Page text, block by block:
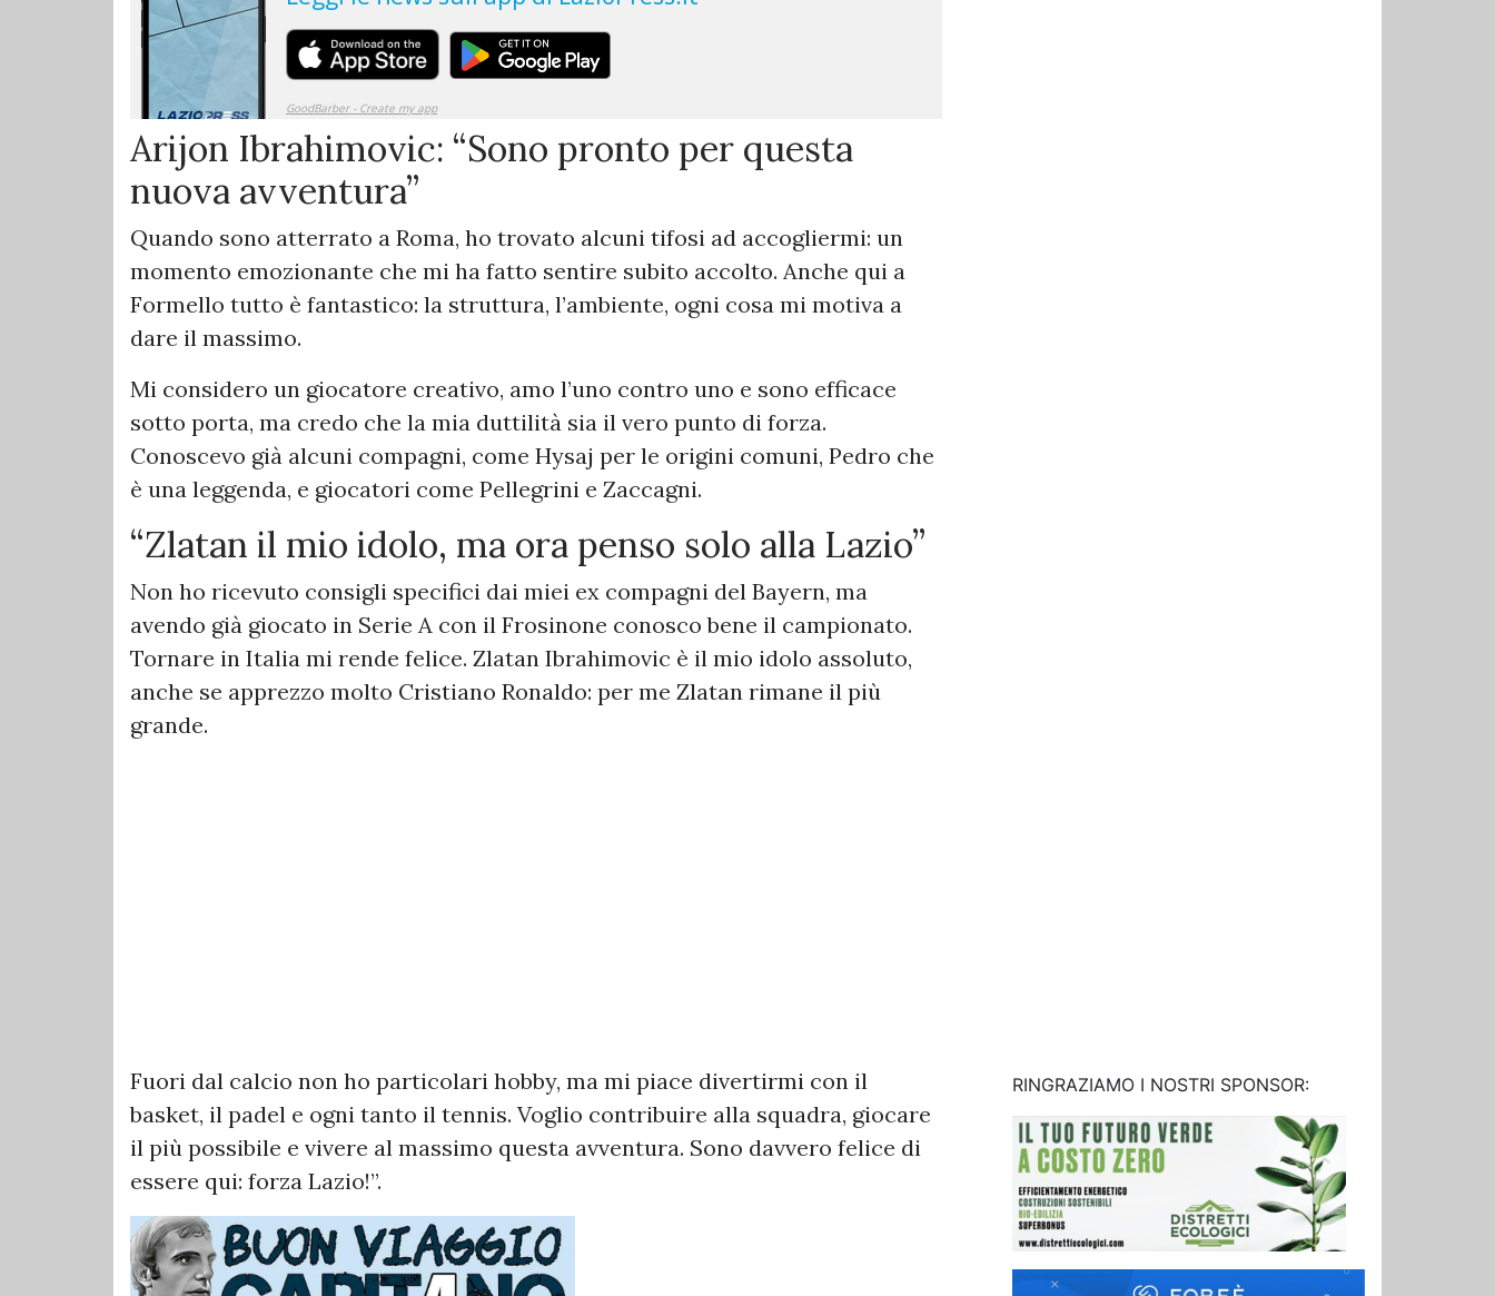
Arijon Ibrahimovic: “Sono pronto per questa
nuova avventura”
Quando sono atterrato a Roma, ho trovato alcuni tifosi ad accogliermi: un
momento emozionante che mi ha fatto sentire subito accolto. Anche qui a
Formello tutto è fantastico: la struttura, l’ambiente, ogni cosa mi motiva a
dare il massimo.
Mi considero un giocatore creativo, amo l’uno contro uno e sono efficace
sotto porta, ma credo che la mia duttilità sia il vero punto di forza.
Conoscevo già alcuni compagni, come Hysaj per le origini comuni, Pedro che
è una leggenda, e giocatori come Pellegrini e Zaccagni.
“Zlatan il mio idolo, ma ora penso solo alla Lazio”
Non ho ricevuto consigli specifici dai miei ex compagni del Bayern, ma
avendo già giocato in Serie A con il Frosinone conosco bene il campionato.
Tornare in Italia mi rende felice. Zlatan Ibrahimovic è il mio idolo assoluto,
anche se apprezzo molto Cristiano Ronaldo: per me Zlatan rimane il più
grande.
Fuori dal calcio non ho particolari hobby, ma mi piace divertirmi con il
basket, il padel e ogni tanto il tennis. Voglio contribuire alla squadra, giocare
il più possibile e vivere al massimo questa avventura. Sono davvero felice di
essere qui: forza Lazio!”.
RINGRAZIAMO I NOSTRI SPONSOR: